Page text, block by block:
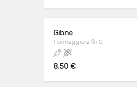
Gibne
Formaggio a fili C
8.50 €